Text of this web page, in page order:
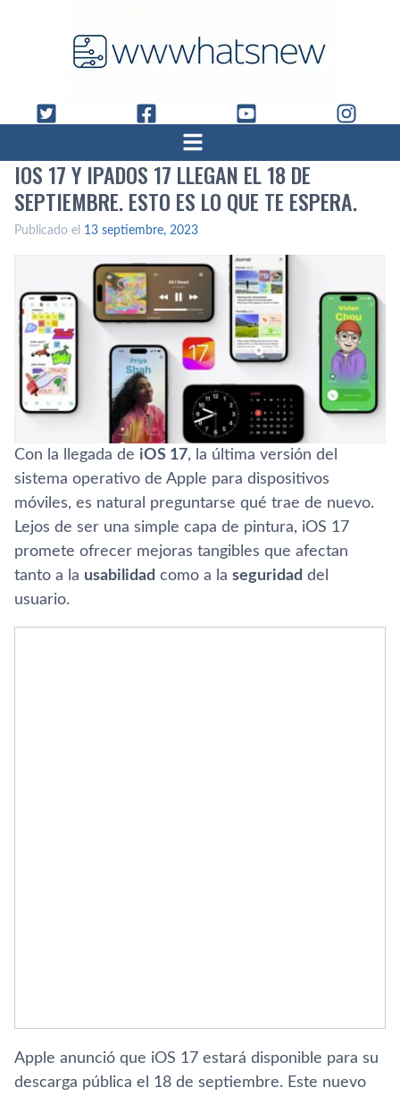
IOS 17 Y IPADOS 17 LLEGAN EL 18 DE
SEPTIEMBRE. ESTO ES LO QUE TE ESPERA.
Publicado el 13 septiembre, 2023
Con la llegada de iOS 17, la última versión del
sistema operativo de Apple para dispositivos
móviles, es natural preguntarse qué trae de nuevo.
Lejos de ser una simple capa de pintura, iOS 17
promete ofrecer mejoras tangibles que afectan
tanto a la usabilidad como a la seguridad del
usuario.
Apple anunció que iOS 17 estará disponible para su
descarga pública el 18 de septiembre. Este nuevo